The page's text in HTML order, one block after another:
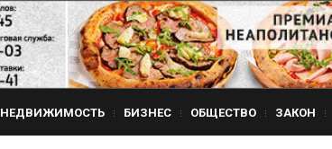
НЕДВИЖИМОСТЬ БИЗНЕС ОБЩЕСТВО ЗАКОН